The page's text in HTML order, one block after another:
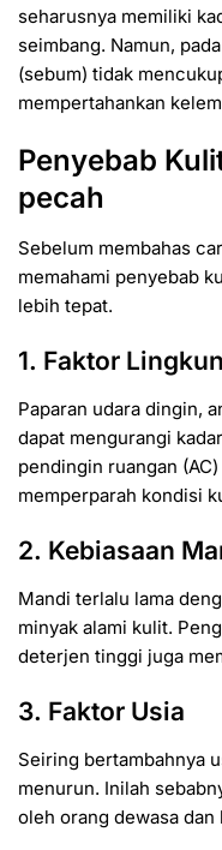
seharusnya memiliki
seimbang. Namun,
(sebum) tidak
mempertahankan
Penyebab
pecah
Sebelum membahas
memahami penyebab
lebih tepat.
1. Faktor
Paparan udara dingin,
dapat mengurangi
pendingin ruangan
memperparah kondisi
2. Kebiasaan
Mandi terlalu lama
minyak alami kulit.
deterjen tinggi juga
3. Faktor Usia
Seiring bertambahnya
menurun. Inilah
oleh orang dewasa dan